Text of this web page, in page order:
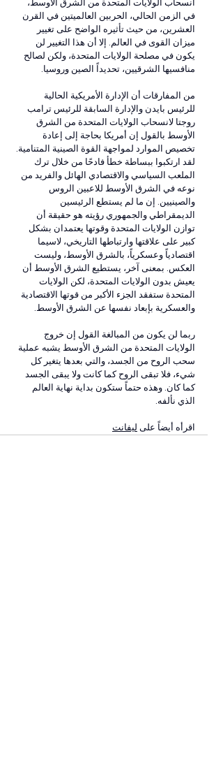
انسحاب الولايات المتحدة من الشرق الأوسط،
في الزمن الحالي، الحربين العالميتين في القرن
العشرين، من حيث تأثيره الواضح على تغيير
ميزان القوى في العالم. إلا أن هذا التغيير لن
يكون في مصلحة الولايات المتحدة، ولكن لصالح
منافسيها الشرقيين، تحديداً الصين وروسيا.
من المفارقات أن الإدارة الأمريكية الحالية
للرئيس بايدن والإدارة السابقة للرئيس ترامب
روجتا لانسحاب الولايات المتحدة من الشرق
الأوسط بالقول إن أمريكا بحاجة إلى إعادة
تخصيص الموارد لمواجهة القوة الصينية المتنامية.
لقد ارتكبوا ببساطة خطأ فادحًا من خلال ترك
الملعب السياسي والاقتصادي الهائل والفريد من
نوعه في الشرق الأوسط للاعبين الروس
والصينيين. إن ما لم يستطع الرئيسين
الديمقراطي والجمهوري رؤيته هو حقيقة أن
توازن الولايات المتحدة وقوتها يعتمدان بشكل
كبير على علاقتها وارتباطها التاريخي، لاسيما
اقتصادياً وعسكرياً، بالشرق الأوسط، وليست
العكس. بمعنى آخر، يستطيع الشرق الأوسط أن
يعيش بدون الولايات المتحدة، لكن الولايات
المتحدة ستفقد الجزء الأكبر من قوتها الاقتصادية
والعسكرية بإبعاد نفسها عن الشرق الأوسط.
ربما لن يكون من المبالغة القول إن خروج
الولايات المتحدة من الشرق الأوسط يشبه عملية
سحب الروح من الجسد، والتي بعدها يتغير كل
شيء، فلا تبقى الروح كما كانت ولا يبقى الجسد
كما كان. وهذه حتماً ستكون بداية نهاية العالم
الذي نألفه.
اقرأه أيضاً على ليفانت